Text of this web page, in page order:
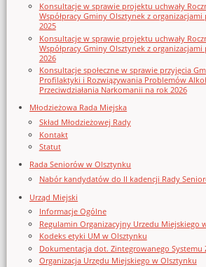
Konsultacje w sprawie projektu uchwały
Współpracy Gminy Olsztynek z
2025
Konsultacje w sprawie projektu uchwały
Współpracy Gminy Olsztynek z
2026
Konsultacje społeczne w sprawie przyjęcia
Profilaktyki i Rozwiązywania Problemów
Przeciwdziałania Narkomanii na rok 2026
Młodzieżowa Rada Miejska
Skład Młodzieżowej Rady
Kontakt
Statut
Rada Seniorów w Olsztynku
Nabór kandydatów do II kadencji Rady
Urząd Miejski
Informacje Ogólne
Regulamin Organizacyjny Urzedu Miejskiego
Kodeks etyki UM w Olsztynku
Dokumentacja dot. Zintegrowanego Systemu
Organizacja Urzędu Miejskiego w Olsztynku